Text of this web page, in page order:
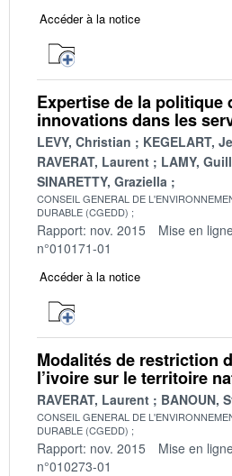
Accéder à la notice
Expertise de la politique
innovations dans les
LEVY, Christian
KEGELART,
RAVERAT, Laurent
LAMY,
SINARETTY, Graziella
CONSEIL GENERAL DE
DURABLE (CGEDD)
Rapport: nov. 2015 Mise en
n°010171-01
Accéder à la notice
Modalités de restriction
l’ivoire sur le territoire
RAVERAT, Laurent BANOUN,
CONSEIL GENERAL DE
DURABLE (CGEDD)
Rapport: nov. 2015 Mise en
n°010273-01